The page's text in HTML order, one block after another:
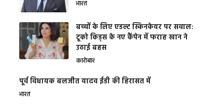
भारत
बच्चों के लिए एडल्ट स्किनकेयर पर सवाल:
टूको किड्स के नए कैंपेन में फराह खान ने
उठाई बहस
कारोबार
पूर्व विधायक बलजीत यादव ईडी की हिरासत में
भारत